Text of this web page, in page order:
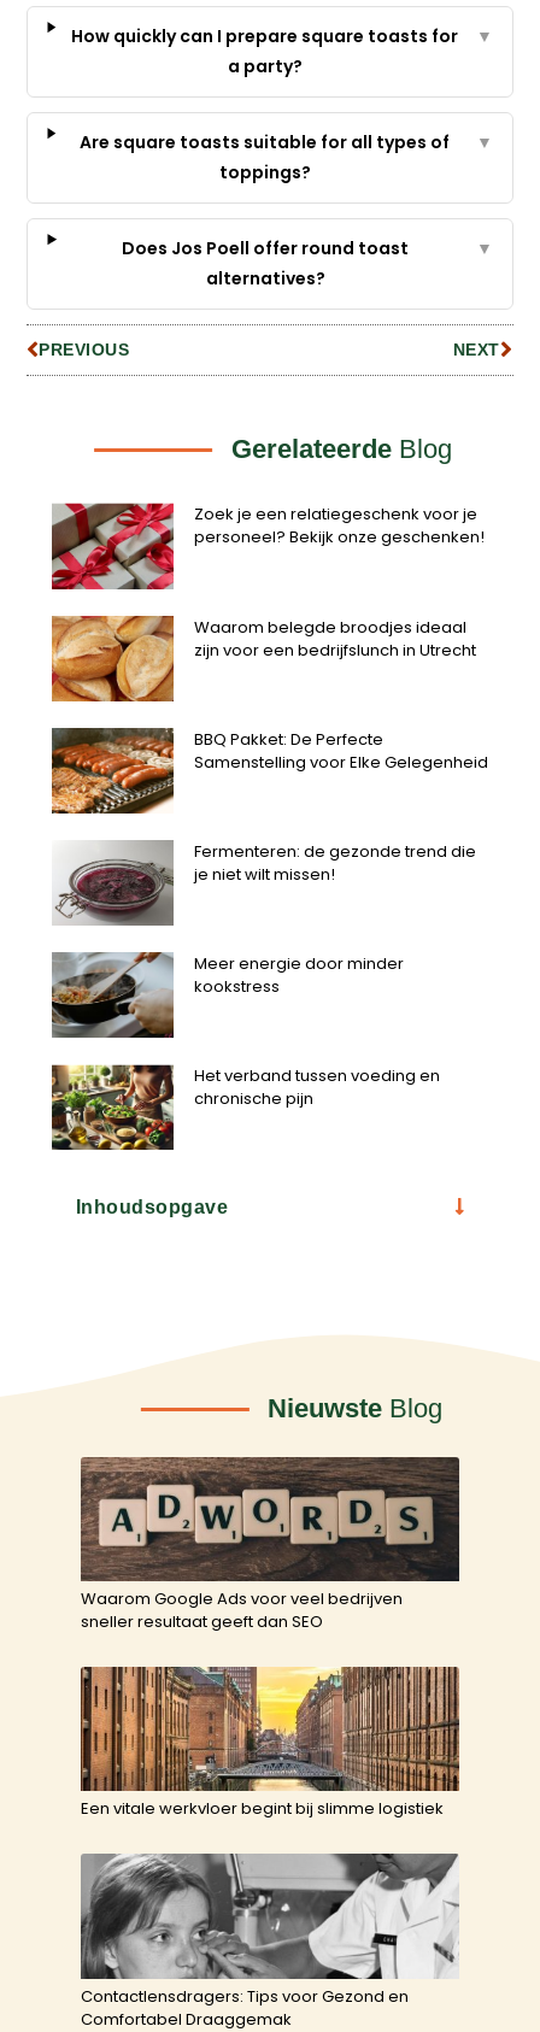
How quickly can I prepare square toasts for
a party?
▼
Are square toasts suitable for all types of
toppings?
▼
Does Jos Poell offer round toast
alternatives?
▼
PREVIOUS NEXT
GerelateerdeBlog
Zoek je een relatiegeschenk voor je
personeel? Bekijk onze geschenken!
Waarom belegde broodjes ideaal
zijn voor een bedrijfslunch in Utrecht
BBQ Pakket: De Perfecte
Samenstelling voor Elke Gelegenheid
Fermenteren: de gezonde trend die
je niet wilt missen!
Meer energie door minder
kookstress
Het verband tussen voeding en
chronische pijn
Inhoudsopgave
Nieuwste Blog
Waarom Google Ads voor veel bedrijven
sneller resultaat geeft dan SEO
Een vitale werkvloer begint bij slimme logistiek
Contactlensdragers: Tips voor Gezond en
Comfortabel Draaggemak